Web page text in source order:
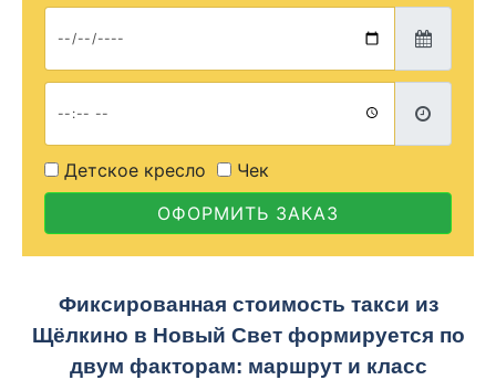
Детское кресло
Чек
ОФОРМИТЬ ЗАКАЗ
Фиксированная стоимость такси из
Щёлкино в Новый Свет формируется по
двум факторам: маршрут и класс